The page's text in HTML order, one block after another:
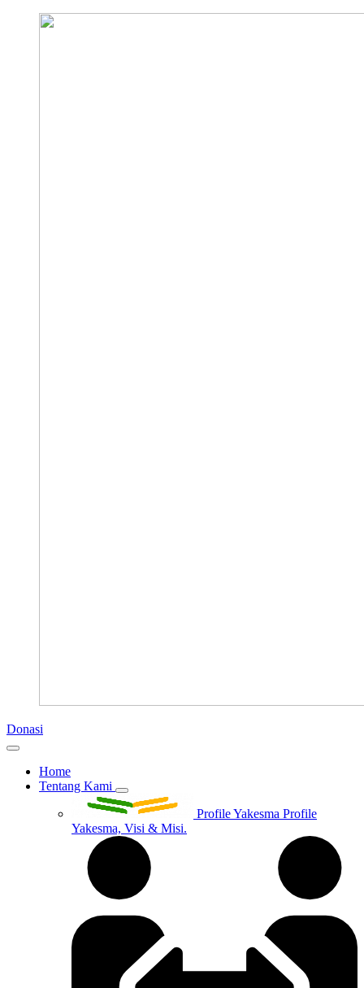
Donasi
Home
Tentang Kami
Profile Yakesma Profile
Yakesma, Visi & Misi.